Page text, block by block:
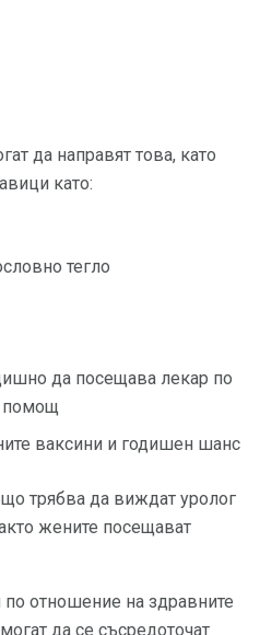
да направят това, като
като:
тегло
да посещава лекар по
помощ
ваксини и годишен шанс
трябва да виждат уролог
жените посещават
по отношение на здравните
да се съсредоточат